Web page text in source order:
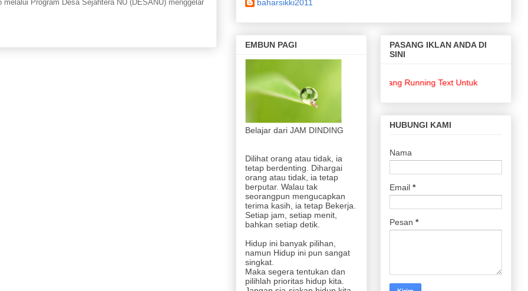
Program Desa Sejahtera NU (DESANU) menggelar
baharsikki2011
EMBUN PAGI
Belajar dari JAM DINDING
Dilihat orang atau tidak, ia
tetap berdenting. Dihargai
orang atau tidak, ia tetap
berputar. Walau tak
seorangpun mengucapkan
terima kasih, ia tetap Bekerja.
Setiap jam, setiap menit,
bahkan setiap detik.
Hidup ini banyak pilihan,
namun Hidup ini pun sangat
singkat.
Maka segera tentukan dan
pilihlah prioritas hidup kita.
PASANG IKLAN ANDA DI
SINI
Pasang Running Text Untuk Keperluan Bisnis
HUBUNGI KAMI
Nama
Email *
Pesan *